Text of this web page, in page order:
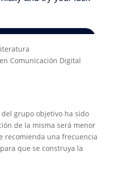
Comunicación Digital
grupo objetivo ha sido
de la misma será menor
recomienda una frecuencia
que se construya la